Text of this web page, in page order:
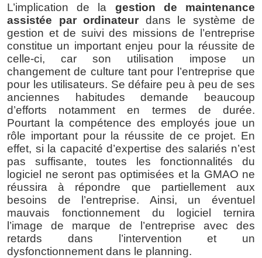
L’implication de la gestion de maintenance
assistée par ordinateur dans le système de
gestion et de suivi des missions de l’entreprise
constitue un important enjeu pour la réussite de
celle-ci, car son utilisation impose un
changement de culture tant pour l’entreprise que
pour les utilisateurs. Se défaire peu à peu de ses
anciennes habitudes demande beaucoup
d’efforts notamment en termes de durée.
Pourtant la compétence des employés joue un
rôle important pour la réussite de ce projet. En
effet, si la capacité d’expertise des salariés n’est
pas suffisante, toutes les fonctionnalités du
logiciel ne seront pas optimisées et la GMAO ne
réussira à répondre que partiellement aux
besoins de l’entreprise. Ainsi, un éventuel
mauvais fonctionnement du logiciel ternira
l’image de marque de l’entreprise avec des
retards dans l’intervention et un
dysfonctionnement dans le planning.